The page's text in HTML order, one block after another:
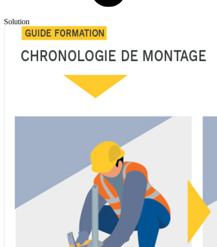
Solution